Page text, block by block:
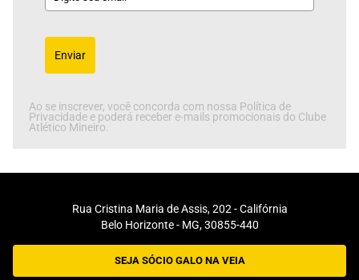
Enviar
Ao se inscrever, você concorda com nossa Política de
Privacidade e poderá receber e-mails promocionais do Clube
Atlético Mineiro.
Rua Cristina Maria de Assis, 202 - Califórnia
Belo Horizonte - MG, 30855-440
SEJA SÓCIO GALO NA VEIA